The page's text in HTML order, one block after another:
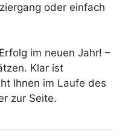
oder einfach
im neuen Jahr! –
Klar ist
Ihnen im Laufe des
zur Seite.